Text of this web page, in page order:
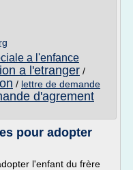
a l'enfance
a l'etranger /
/ lettre de demande
d'agrement
pour adopter
l'enfant du frère